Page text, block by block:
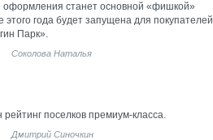
оформления станет основной «фишкой»
года будет запущена для покупателей
Парк».
Соколова Наталья
поселков премиум-класса.
Дмитрий Синочкин